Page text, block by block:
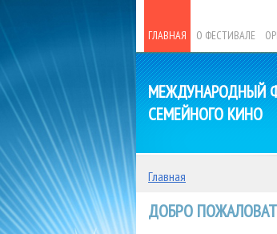
ГЛАВНАЯ О ФЕСТИВАЛЕ
МЕЖДУНАРОДНЫЙ
СЕМЕЙНОГО КИНО
Главная
ДОБРО